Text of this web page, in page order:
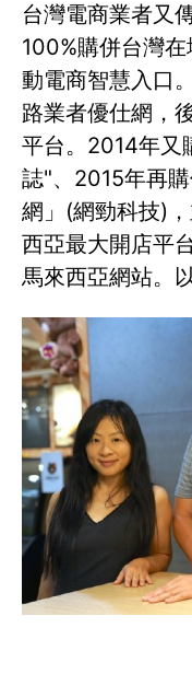
台灣電商業者又
100%購併台灣
動電商智慧入口
路業者優仕網，
平台。2014年又
誌"、2015年再
網」(網勁科技)
西亞最大開店平
馬來西亞網站。